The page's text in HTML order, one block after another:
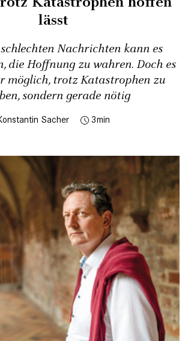
lässt
Nachrichten kann es
die Hoffnung zu wahren. Doch es
möglich, trotz Katastrophen zu
sondern gerade nötig
Sacher 3